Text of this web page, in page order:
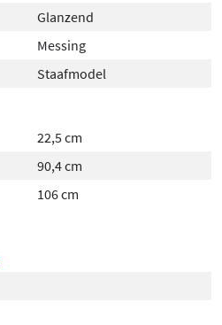
Glanzend
Messing
Staafmodel
22,5 cm
90,4 cm
106 cm